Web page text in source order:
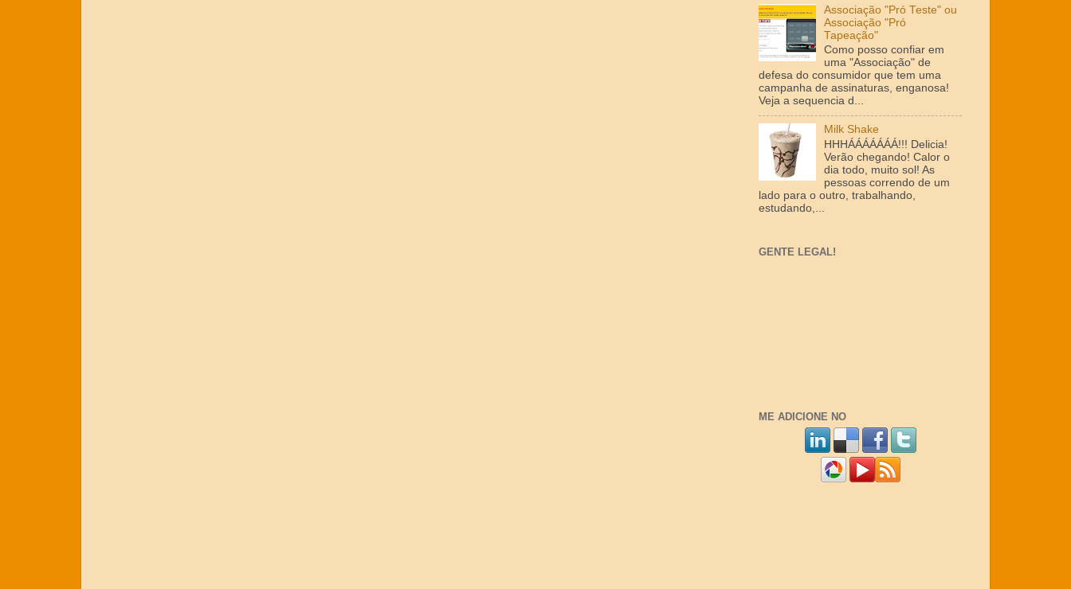
Associação "Pró Teste" ou
Associação "Pró
Tapeação"
Como posso confiar em
uma "Associação" de
defesa do consumidor que tem uma
campanha de assinaturas, enganosa!
Veja a sequencia d...
Milk Shake
HHHÁÁÁÁÁÁÁ!!! Delicia!
Verão chegando! Calor o
dia todo, muito sol! As
pessoas correndo de um
lado para o outro, trabalhando,
estudando,...
GENTE LEGAL!
ME ADICIONE NO